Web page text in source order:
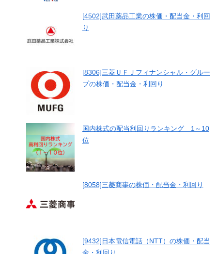
[4502]武田薬品工業の株価・配当金・利回
り
[8306]三菱ＵＦＪフィナンシャル・グルー
プの株価・配当金・利回り
国内株式の配当利回りランキング 1～10
位
[8058]三菱商事の株価・配当金・利回り
[9432]日本電信電話（NTT）の株価・配当